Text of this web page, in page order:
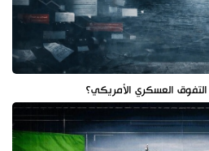
العسكري الأمريكي؟